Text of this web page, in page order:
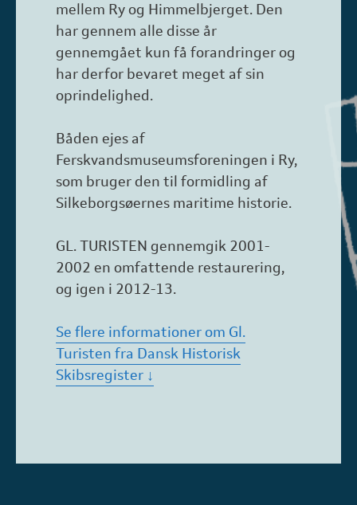
mellem Ry og Himmelbjerget. Den
har gennem alle disse år
gennemgået kun få forandringer og
har derfor bevaret meget af sin
oprindelighed.
Båden ejes af
Ferskvandsmuseumsforeningen i Ry,
som bruger den til formidling af
Silkeborgsøernes maritime historie.
GL. TURISTEN gennemgik 2001-
2002 en omfattende restaurering,
og igen i 2012-13.
Se flere informationer om Gl.
Turisten fra Dansk Historisk
Skibsregister ↓